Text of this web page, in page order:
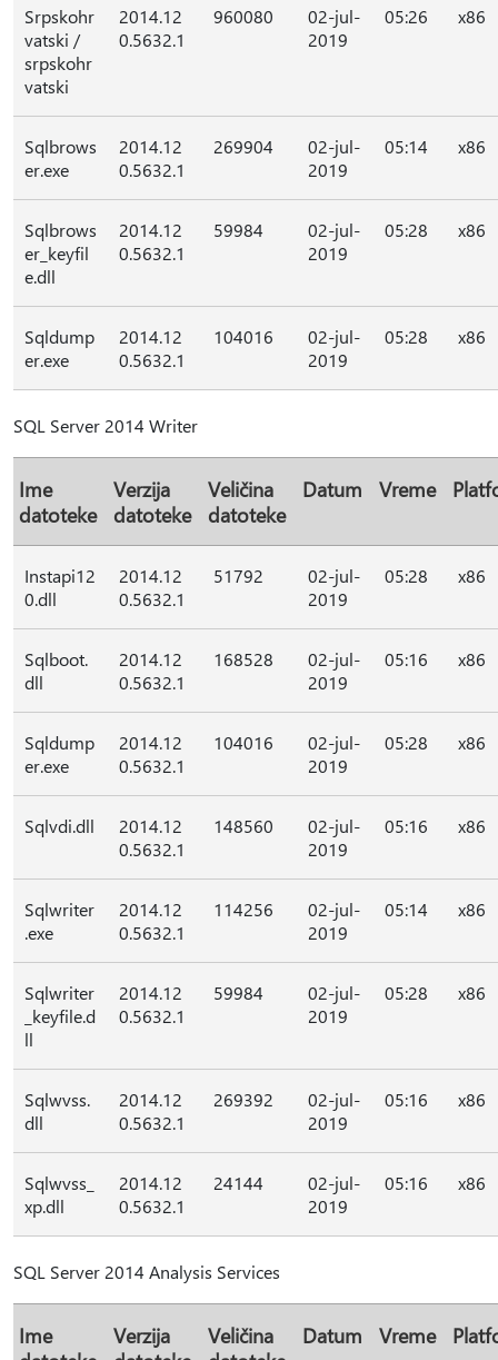
Srpskohr
vatski /
srpskohr
vatski
2014.12
0.5632.1
960080
02-jul-
2019
05:26 x86
Sqlbrows
er.exe
2014.12
0.5632.1
269904
02-jul-
2019
05:14 x86
Sqlbrows
er_keyfil
e.dll
2014.12
0.5632.1
59984
02-jul-
2019
05:28 x86
Sqldump
er.exe
2014.12
0.5632.1
104016
02-jul-
2019
05:28 x86
SQL Server 2014 Writer
Ime
datoteke
Verzija
datoteke
Veličina
datoteke
Datum Vreme
Instapi12
0.dll
2014.12
0.5632.1
51792
02-jul-
2019
05:28 x86
Sqlboot.
dll
2014.12
0.5632.1
168528
02-jul-
2019
05:16 x86
Sqldump
er.exe
2014.12
0.5632.1
104016
02-jul-
2019
05:28 x86
Sqlvdi.dll
2014.12
0.5632.1
148560
02-jul-
2019
05:16 x86
Sqlwriter
.exe
2014.12
0.5632.1
114256
02-jul-
2019
05:14 x86
Sqlwriter
_keyfile.d
ll
2014.12
0.5632.1
59984
02-jul-
2019
05:28 x86
Sqlwvss.
dll
2014.12
0.5632.1
269392
02-jul-
2019
05:16 x86
Sqlwvss_
xp.dll
2014.12
0.5632.1
24144
02-jul-
2019
05:16 x86
SQL Server 2014 Analysis Services
Ime
Verzija
Veličina
Datum Vreme